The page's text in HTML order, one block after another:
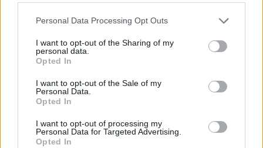
Personal Data Processing Opt Outs
I want to opt-out of the Sharing of my
personal data.
Opted In
I want to opt-out of the Sale of my
Personal Data.
Opted In
I want to opt-out of processing my
Personal Data for Targeted Advertising.
Opted In
του κράτους.
Αλλά για να το αποδείξει, πρέπει πρώτα να
κοιταχτεί στον καθρέφτη της και να λειτουργήσει
υπεκφυγές, ούτε με λόγια που διαψεύδονται από τα
ίδια τα έργα της.
Και κάτι ακόμη: